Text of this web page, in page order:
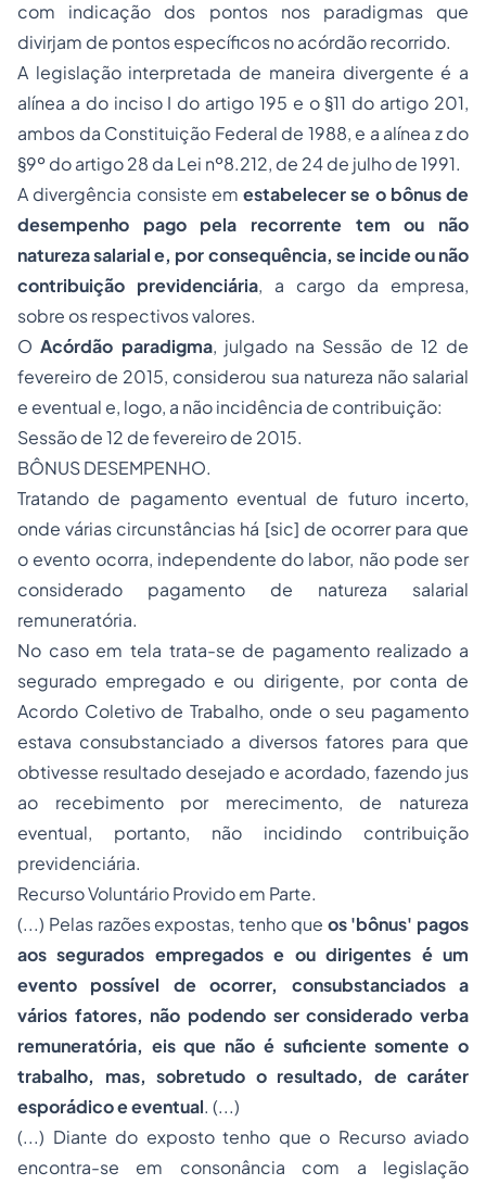
com indicação dos pontos nos paradigmas que
divirjam de pontos específicos no acórdão recorrido.
A legislação interpretada de maneira divergente é a
alínea a do inciso I do artigo 195 e o §11 do artigo 201,
ambos da Constituição Federal de 1988, e a alínea z do
§9º do artigo 28 da Lei nº8.212, de 24 de julho de 1991.
A divergência consiste em estabelecer se o bônus de
desempenho pago pela recorrente tem ou não
natureza salarial e, por consequência, se incide ou não
contribuição previdenciária, a cargo da empresa,
sobre os respectivos valores.
OAcórdão paradigma, julgado na Sessão de 12 de
fevereiro de 2015, considerou sua natureza não salarial
e eventual e, logo, a não incidência de contribuição:
Sessão de 12 de fevereiro de 2015.
BÔNUS DESEMPENHO.
Tratando de pagamento eventual de futuro incerto,
onde várias circunstâncias há [sic] de ocorrer para que
o evento ocorra, independente do labor, não pode ser
considerado pagamento de natureza salarial
remuneratória.
No caso em tela trata-se de pagamento realizado a
segurado empregado e ou dirigente, por conta de
Acordo Coletivo de Trabalho, onde o seu pagamento
estava consubstanciado a diversos fatores para que
obtivesse resultado desejado e acordado, fazendo jus
ao recebimento por merecimento, de natureza
eventual, portanto, não incidindo contribuição
previdenciária.
Recurso Voluntário Provido em Parte.
(...) Pelas razões expostas, tenho que os 'bônus' pagos
aos segurados empregados e ou dirigentes é um
evento possível de ocorrer, consubstanciados a
vários fatores, não podendo ser considerado verba
remuneratória, eis que não é suficiente somente o
trabalho, mas, sobretudo o resultado, de caráter
esporádico e eventual. (...)
(...) Diante do exposto tenho que o Recurso aviado
encontra-se em consonância com a legislação